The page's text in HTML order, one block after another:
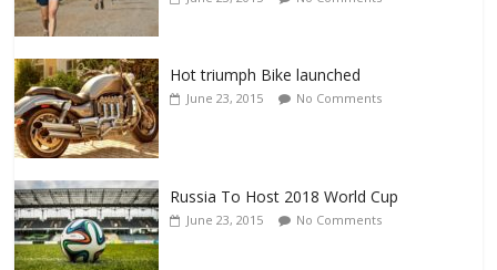
Hot triumph Bike launched
June 23, 2015 No Comments
Russia To Host 2018 World Cup
June 23, 2015 No Comments